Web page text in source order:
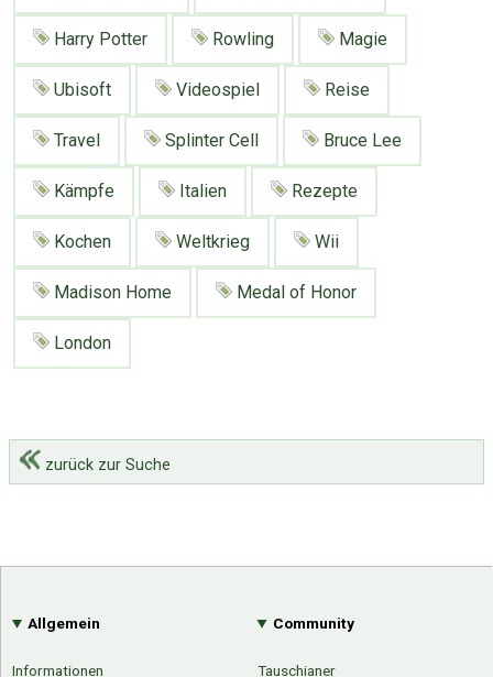
Harry Potter Rowling Magie
Ubisoft Videospiel Reise
Travel Splinter Cell Bruce Lee
Kämpfe Italien Rezepte
Kochen Weltkrieg Wii
Madison Home Medal of Honor
London
zurück zur Suche
Allgemein
Informationen
Community
Tauschianer